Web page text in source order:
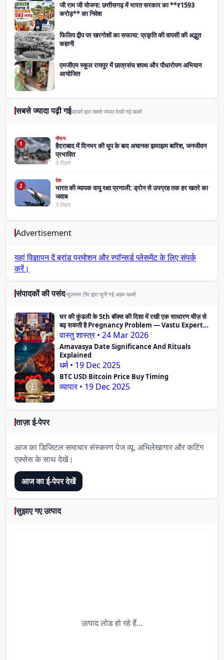
जी राम जी योजना: छत्तीसगढ़ में भारत सरकार का **₹1593
करोड़** का निवेश
फिलिप द्वीप पर खरगोशों का सफाया: प्रकृति की वापसी की अद्भुत
कहानी
एमजीएम स्कूल रायपुर में छात्रसंघ शपथ और पौधारोपण अभियान
आयोजित
सबसे ज्यादा पढ़ी गईपाठकों द्वारा सबसे ज्यादा देखी गई खबरें
1
मौसम
हैदराबाद में दिनभर की धूप के बाद अचानक झमाझम बारिश, जनजीवन
प्रभावित
3 रीड्स
2
देश
भारत की व्यापक वायु रक्षा प्रणाली: ड्रोन से उपग्रह तक हर खतरे का
जवाब
3 रीड्स
Advertisement
यहां विज्ञापन देंब्रांड प्रमोशन और स्पॉन्सर्ड प्लेसमेंट के लिए संपर्क
करें।
संपादकों की पसंदन्यूज़रूम टीम द्वारा चुनी गई अहम खबरें
घर की कुंडली के 5th बॉक्स की दिशा में रखी एक साधारण चीज़ से
बढ़ सकती है Pregnancy Problem — Vastu Expert
का दावा
वास्तु शास्त्र • 24 Mar 2026
Amavasya Date Significance And Rituals
Explained
धर्म • 19 Dec 2025
BTC USD Bitcoin Price Buy Timing
व्यापार • 19 Dec 2025
ताज़ा ई-पेपर
आज का डिजिटल समाचार संस्करण पेज व्यू, अभिलेखागार और कटिंग
एक्सेस के साथ देखें।
आज का ई-पेपर देखें
सुझाए गए उत्पाद
उत्पाद लोड हो रहे हैं…